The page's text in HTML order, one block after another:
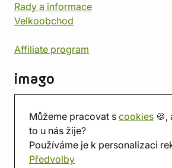
Můžeme pracovat s cookies 🍪,
to u nás žije?
Používáme je k personalizaci
Předvolby
Rady a informace
Velkoobchod
Affiliate program
imago
Prodejna
Herna
O nás
Hodnocení obchodu